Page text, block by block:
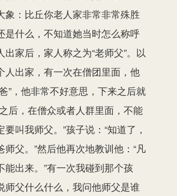
象：比丘你老人家非常非常殊胜
什么，不知道她当时怎么称呼
出家后，家人称之为“老师父”。以
人出家，有一次在僧团里面，他
”，他非常不好意思，下来之后就
后，在僧众或者人群里面，不能
叫我师父。”孩子说：“知道了，
师父。”然后他再次地教训他：“凡
能出来。”有一次我碰到那个孩
师父什么什么，我问他师父是谁